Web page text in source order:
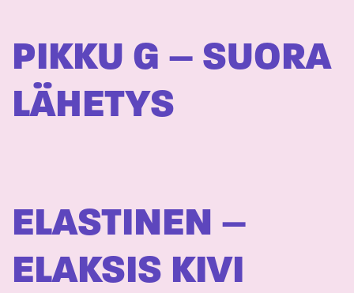
PIKKU G – SUORA
LÄHETYS
ELASTINEN –
ELAKSIS KIVI